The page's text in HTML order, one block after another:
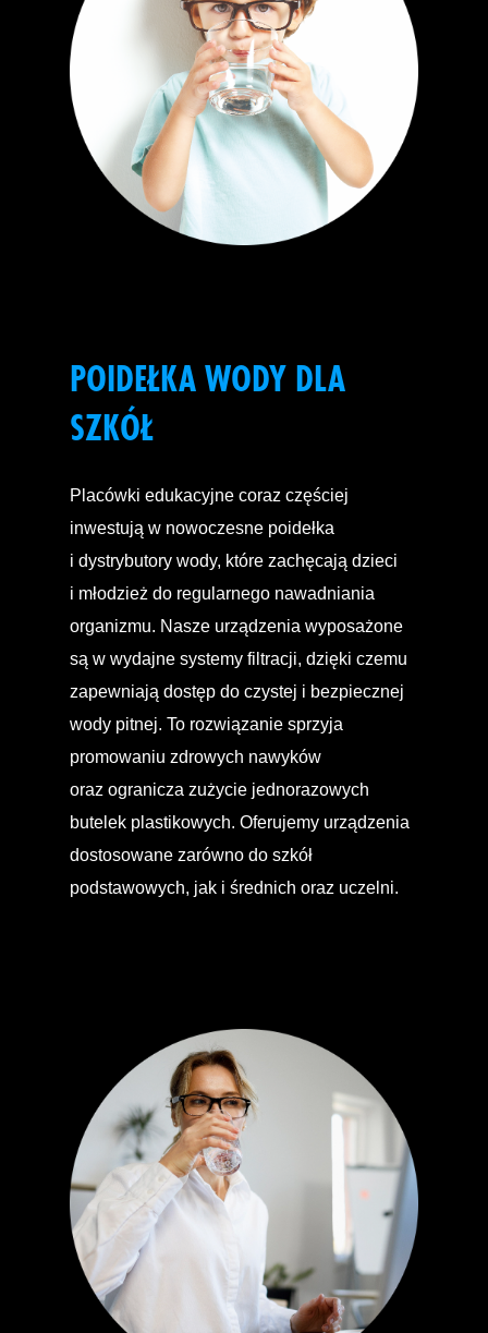
POIDEŁKA WODY DLA
SZKÓŁ
Placówki edukacyjne coraz częściej
inwestują w nowoczesne poidełka
i dystrybutory wody, które zachęcają dzieci
i młodzież do regularnego nawadniania
organizmu. Nasze urządzenia wyposażone
są w wydajne systemy filtracji, dzięki czemu
zapewniają dostęp do czystej i bezpiecznej
wody pitnej. To rozwiązanie sprzyja
promowaniu zdrowych nawyków
oraz ogranicza zużycie jednorazowych
butelek plastikowych. Oferujemy urządzenia
dostosowane zarówno do szkół
podstawowych, jak i średnich oraz uczelni.